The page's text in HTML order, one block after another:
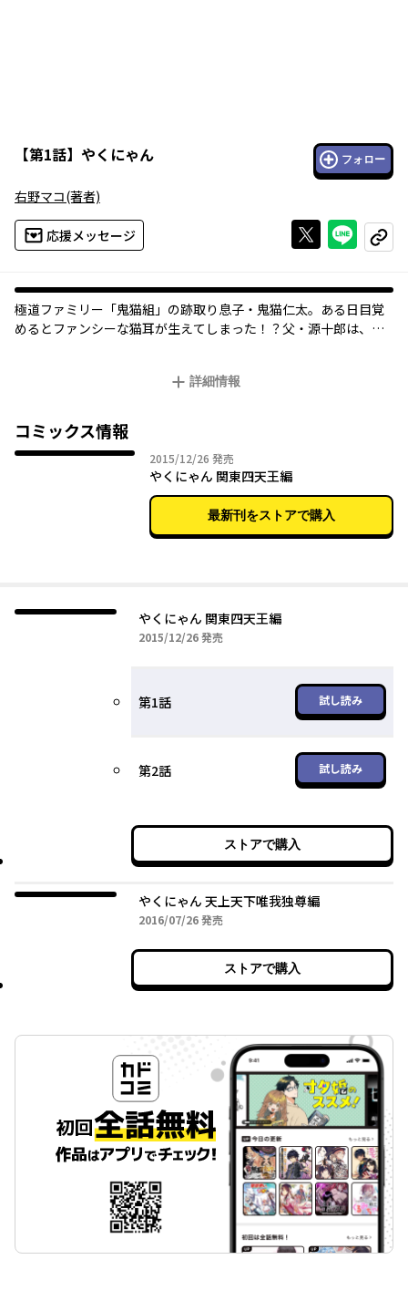
【第1話】 やくにゃん フォロー
右野マコ(著者)
応援メッセージ Xで投稿する
ライン
コピー
極道ファミリー「鬼猫組」の跡取り息子・鬼猫仁太。ある日目覚
めるとファンシーな猫耳が生えてしまった！？父・源十郎は、鬼
間や組のものからも温かい目で見られるハメになってしまう。仁
+猫耳！？異色の極道ファンタジー！月刊あすか好評連載中。
詳細情報
コミックス情報
2015/12/26 2015年12月26日
発売
やくにゃん 関東四天王編
最新刊をストアで購入
やくにゃん 関東四天王編
2015/12/262015年12月26日
発売
第1話 試し読み
第2話 試し読み
ストアで購入
やくにゃん 天上天下唯我独尊編
2016/07/262016年07月26日
発売
ストアで購入